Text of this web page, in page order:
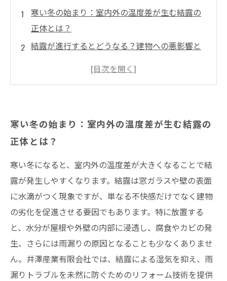
寒い冬の始まり：室内外の温度差が生む結露の
正体とは？
結露が進行するとどうなる？建物への悪影響と
内環境の作り方
井澤産業が教える！屋根・外壁リフォームで実
践する防湿対策
寒い季節も安心！結露・雨漏りから家を守るた
めの総合対策ガイド
まとめ
井澤産業有限会社│ 熱田区・南区・瑞穂区・港
区・中川区など名古屋市内および愛知県での施
工実績はこちら
寒い冬の始まり：室内外の温度差が生む結露の
正体とは？
寒い冬になると、室内外の温度差が大きくなることで結
露が発生しやすくなります。結露は窓ガラスや壁の表面
に水滴がつく現象ですが、単なる不快感だけでなく建物
の劣化を促進させる要因でもあります。特に放置する
と、水分が屋根や外壁の内部に浸透し、腐食やカビの発
生、さらには雨漏りの原因となることも少なくありませ
ん。井澤産業有限会社では、結露による湿気を抑え、雨
漏りトラブルを未然に防ぐためのリフォーム技術を提供